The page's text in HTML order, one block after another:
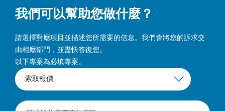
我們可以幫助您做什麼？
請選擇對應項目並描述您所需要的信息。我們會將您的訴求交
由相應部門，並盡快答復您。
以下專案為必填專案。